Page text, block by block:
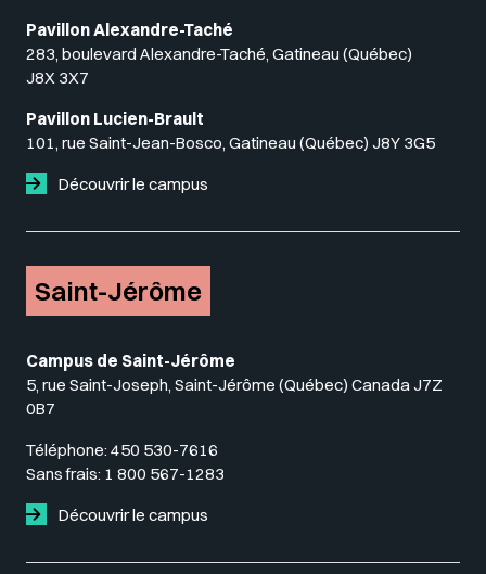
Pavillon Alexandre-Taché
283, boulevard Alexandre-Taché, Gatineau (Québec)
J8X 3X7
Pavillon Lucien-Brault
101, rue Saint-Jean-Bosco, Gatineau (Québec) J8Y 3G5
Découvrir le campus
Saint-Jérôme
Campus de Saint-Jérôme
5, rue Saint-Joseph, Saint-Jérôme (Québec) Canada J7Z
0B7
Téléphone: 450 530-7616
Sans frais: 1 800 567-1283
Découvrir le campus